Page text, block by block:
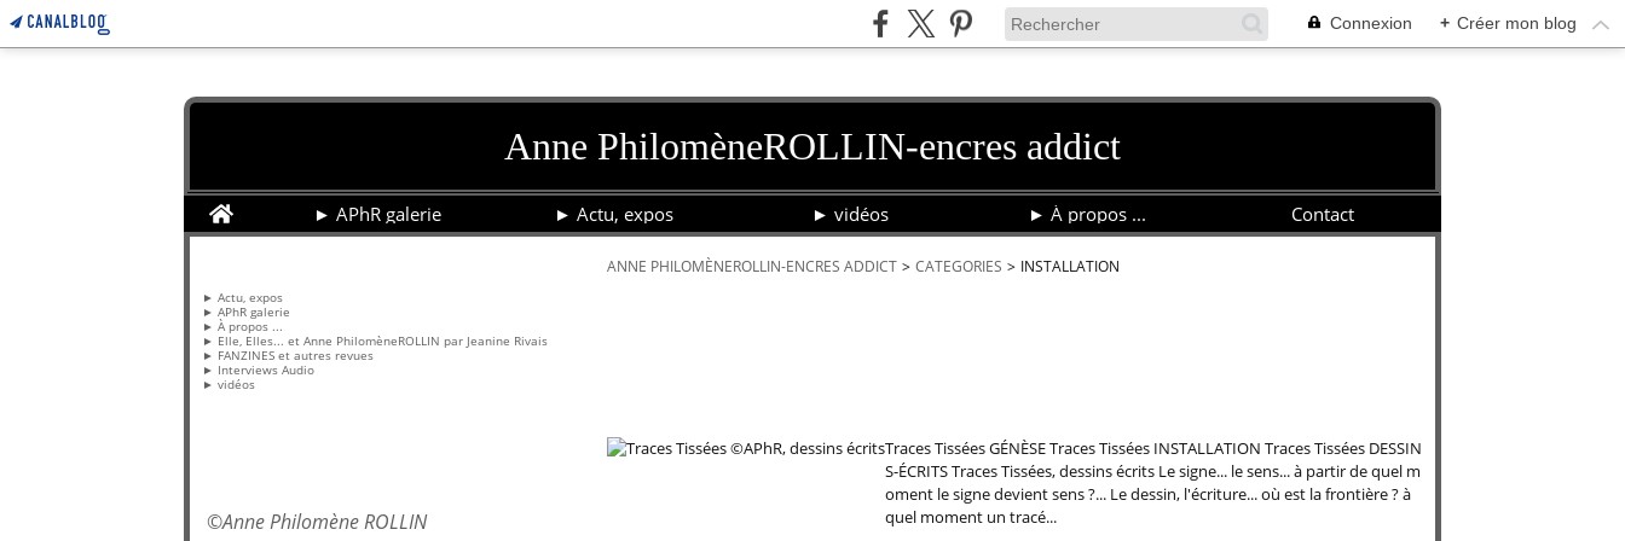
Connexion + Créer mon blog
Anne PhilomèneROLLIN-encres addict
Home ► APhR galerie ► Actu, expos ► vidéos ► À propos ... Contact
► Actu, expos
► APhR galerie
► À propos ...
► Elle, Elles... et Anne PhilomèneROLLIN par Jeanine Rivais
► FANZINES et autres revues
► Interviews Audio
► vidéos
©Anne Philomène ROLLIN
ANNE PHILOMÈNEROLLIN-ENCRES ADDICT > CATEGORIES > INSTALLATION
Traces Tissées GÉNÈSE Traces Tissées INSTALLATION Traces Tissées DESSIN
S-ÉCRITS Traces Tissées, dessins écrits Le signe... le sens... à partir de quel m
oment le signe devient sens ?... Le dessin, l'écriture... où est la frontière ? à
quel moment un tracé...